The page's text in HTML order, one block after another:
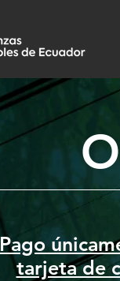
Pago
tarjeta de